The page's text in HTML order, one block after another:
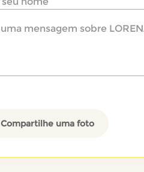
Compartilhe uma foto